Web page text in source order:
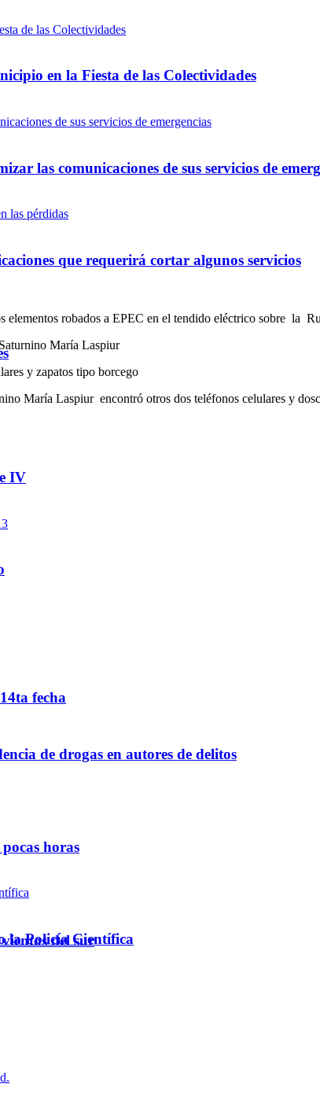
en la Fiesta de las Colectividades
las comunicaciones de sus servicios de
que requerirá cortar algunos servicios
IV
de drogas en autores de delitos
horas
la Policía Científica
elementos robados a EPEC en el tendido eléctrico sobre la
María Laspiur
y zapatos tipo borcego
María Laspiur encontró otros dos teléfonos celulares y
fecha
del sur